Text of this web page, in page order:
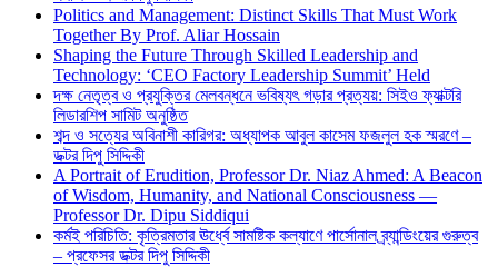
Politics and Management: Distinct Skills That Must Work
Together By Prof. Aliar Hossain
Shaping the Future Through Skilled Leadership and
Technology: ‘CEO Factory Leadership Summit’ Held
দক্ষ নেতৃত্ব ও প্রযুক্তির মেলবন্ধনে ভবিষ্যৎ গড়ার প্রত্যয়: সিইও ফ্যাক্টরি
লিডারশিপ সামিট অনুষ্ঠিত
শব্দ ও সত্যের অবিনাশী কারিগর: অধ্যাপক আবুল কাসেম ফজলুল হক স্মরণে –
ডক্টর দিপু সিদ্দিকী
A Portrait of Erudition, Professor Dr. Niaz Ahmed: A Beacon
of Wisdom, Humanity, and National Consciousness —
Professor Dr. Dipu Siddiqui
কর্মই পরিচিতি: কৃত্রিমতার ঊর্ধ্বে সামষ্টিক কল্যাণে পার্সোনাল ব্র্যান্ডিংয়ের গুরুত্ব
– প্রফেসর ডক্টর দিপু সিদ্দিকী